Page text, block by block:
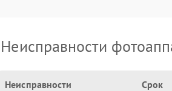
Неисправности
Неисправности Срок